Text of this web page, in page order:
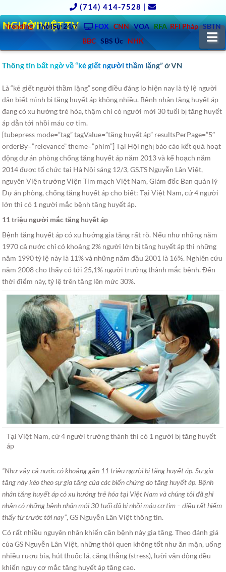
(714) 414-7528 |
Trending ThờiSự 24/7 FOX CNN VOA RFA RFI Pháp SBTN
BBC SBS Úc NHK
NGƯỜIVIỆT.TV
Thông tin bất ngờ về “kẻ giết người thầm lặng” ở VN
Là “kẻ giết người thầm lặng” song điều đáng lo hiện nay là tỷ lệ người
dân biết mình bị tăng huyết áp không nhiều. Bệnh nhân tăng huyết áp
đang có xu hướng trẻ hóa, thậm chí có người mới 30 tuổi bị tăng huyết
áp dẫn tới nhồi máu cơ tim.
[tubepress mode=”tag” tagValue=”tăng huyết áp” resultsPerPage=”5″
orderBy=”relevance” theme=”phim”] Tại Hội nghị báo cáo kết quả hoạt
động dự án phòng chống tăng huyết áp năm 2013 và kế hoạch năm
2014 được tổ chức tại Hà Nội sáng 12/3, GS.TS Nguyễn Lân Việt,
nguyên Viện trưởng Viện Tim mạch Việt Nam, Giám đốc Ban quản lý
Dự án phòng, chống tăng huyết áp cho biết: Tại Việt Nam, cứ 4 người
lớn thì có 1 người mắc bệnh tăng huyết áp.
11 triệu người mắc tăng huyết áp
Bệnh tăng huyết áp có xu hướng gia tăng rất rõ. Nếu như những năm
1970 cả nước chỉ có khoảng 2% người lớn bị tăng huyết áp thì những
năm 1990 tỷ lệ này là 11% và những năm đầu 2001 là 16%. Nghiên cứu
năm 2008 cho thấy có tới 25,1% người trưởng thành mắc bệnh. Đến
thời điểm này, tỷ lệ trên tăng lên mức 30%.
Tại Việt Nam, cứ 4 người trưởng thành thì có 1 người bị tăng huyết
áp
“Như vậy cả nước có khoảng gần 11 triệu người bị tăng huyết áp. Sự gia
tăng này kéo theo sự gia tăng của các biến chứng do tăng huyết áp. Bệnh
nhân tăng huyết áp có xu hướng trẻ hóa tại Việt Nam và chúng tôi đã ghi
nhận có những bệnh nhân mới 30 tuổi đã bị nhồi máu cơ tim – điều rất hiếm
thấy từ trước tới nay”, GS Nguyễn Lân Việt thông tin.
Có rất nhiều nguyên nhân khiến căn bệnh này gia tăng. Theo đánh giá
của GS Nguyễn Lân Việt, những thói quen không tốt như ăn mặn, uống
nhiều rượu bia, hút thuốc lá, căng thẳng (stress), lười vận động đều
khiến nguy cơ mắc tăng huyết áp tăng cao.